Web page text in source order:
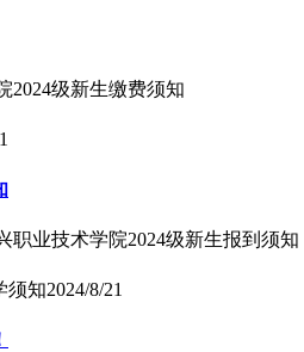
2024级新生缴费须知
职业技术学院2024级新生报到须知
须知2024/8/21